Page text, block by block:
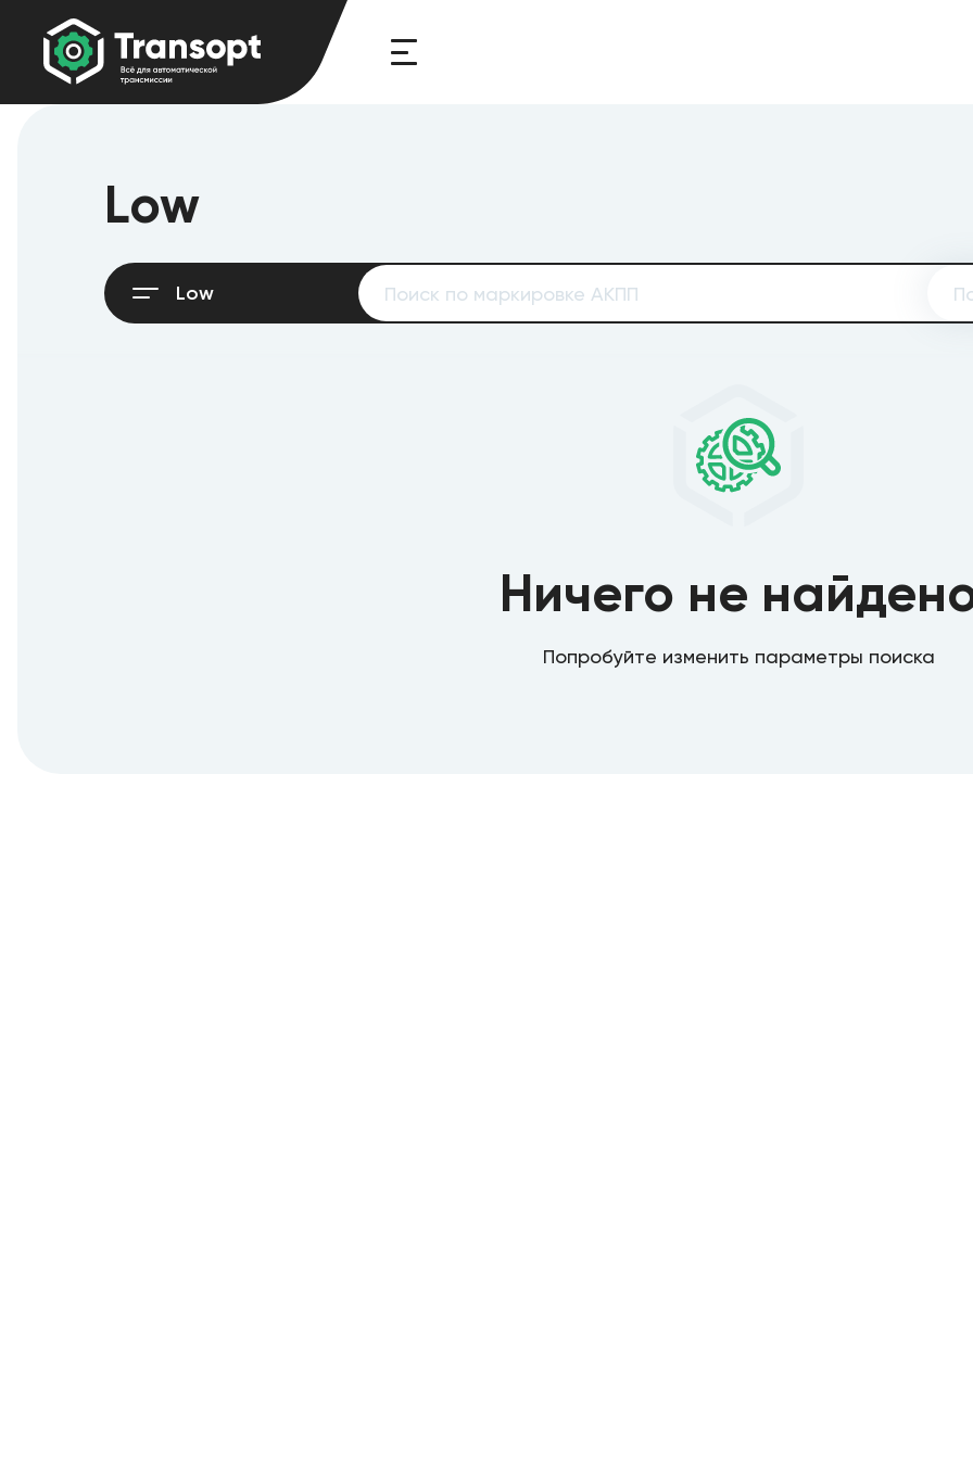
Low
Low
Ничего не
Попробуйте изменить параметры поиска